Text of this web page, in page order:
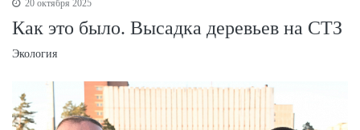
20 октября 2025
Как это было. Высадка деревьев на СТЗ
Экология